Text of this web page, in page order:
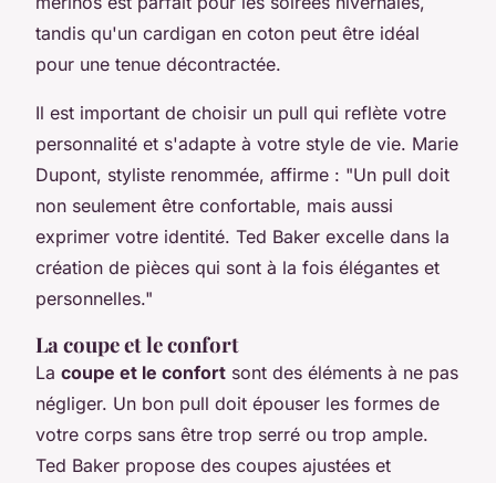
tandis qu'un cardigan en coton peut être idéal
pour une tenue décontractée.
Il est important de choisir un pull qui reflète votre
personnalité et s'adapte à votre style de vie. Marie
Dupont, styliste renommée, affirme : "Un pull doit
non seulement être confortable, mais aussi
exprimer votre identité. Ted Baker excelle dans la
création de pièces qui sont à la fois élégantes et
personnelles."
La coupe et le confort
La coupe et le confort sont des éléments à ne pas
négliger. Un bon pull doit épouser les formes de
votre corps sans être trop serré ou trop ample.
Ted Baker propose des coupes ajustées et